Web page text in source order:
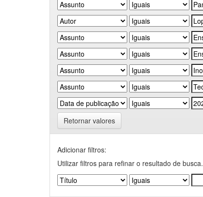
Retornar valores
Adicionar filtros:
Utilizar filtros para refinar o resultado de busca.